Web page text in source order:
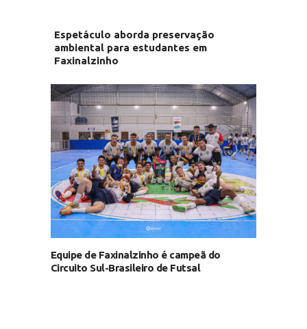
Espetáculo aborda preservação
ambiental para estudantes em
Faxinalzinho
Equipe de Faxinalzinho é campeã do
Circuito Sul-Brasileiro de Futsal